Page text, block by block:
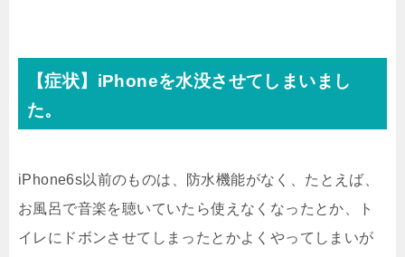
【症状】iPhoneを水没させてしまいまし
た。
iPhone6s以前のものは、防水機能がなく、たとえば、
お風呂で音楽を聴いていたら使えなくなったとか、ト
イレにドボンさせてしまったとかよくやってしまいが